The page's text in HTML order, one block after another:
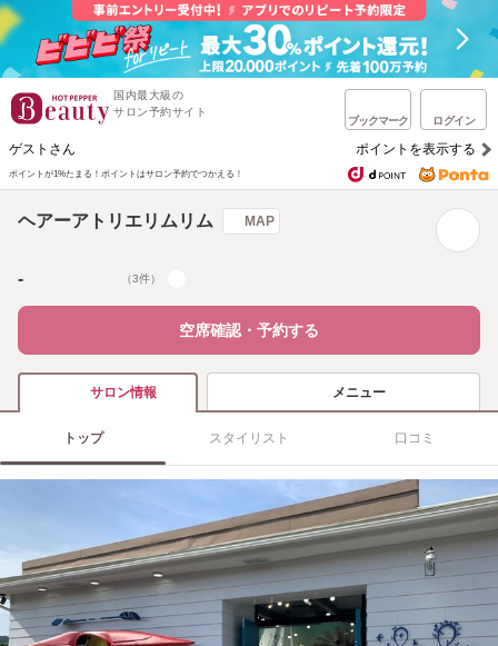
国内最大級の
サロン予約サイト
ブックマーク ログイン
ゲストさん ポイントを表示する
ポイントが1%たまる！ ポイントはサロン予約でつかえる！
ヘアーアトリエリムリム MAP
- （3件）
空席確認・予約する
サロン情報 メニュー
トップ スタイリスト 口コミ